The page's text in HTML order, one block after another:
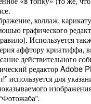
коллаж,
графического
Используется
аффтору криатиффа,
действительного
редактор Adobe
используется для